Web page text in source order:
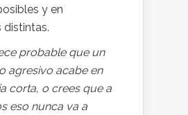
y en
distintas.
probable que un
agresivo acabe en
corta, o crees que a
eso nunca va a